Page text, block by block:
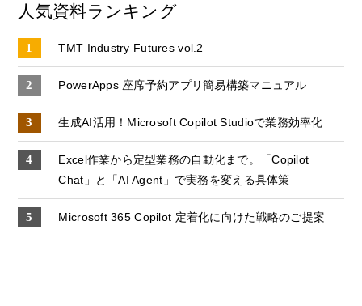
人気資料ランキング
TMT Industry Futures vol.2
PowerApps 座席予約アプリ簡易構築マニュアル
生成AI活用！Microsoft Copilot Studioで業務効率化
Excel作業から定型業務の自動化まで。「Copilot
Chat」と「AI Agent」で実務を変える具体策
Microsoft 365 Copilot 定着化に向けた戦略のご提案